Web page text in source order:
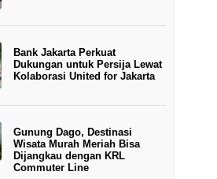
Bank Jakarta Perkuat
Dukungan untuk Persija Lewat
Kolaborasi United for Jakarta
Gunung Dago, Destinasi
Wisata Murah Meriah Bisa
Dijangkau dengan KRL
Commuter Line